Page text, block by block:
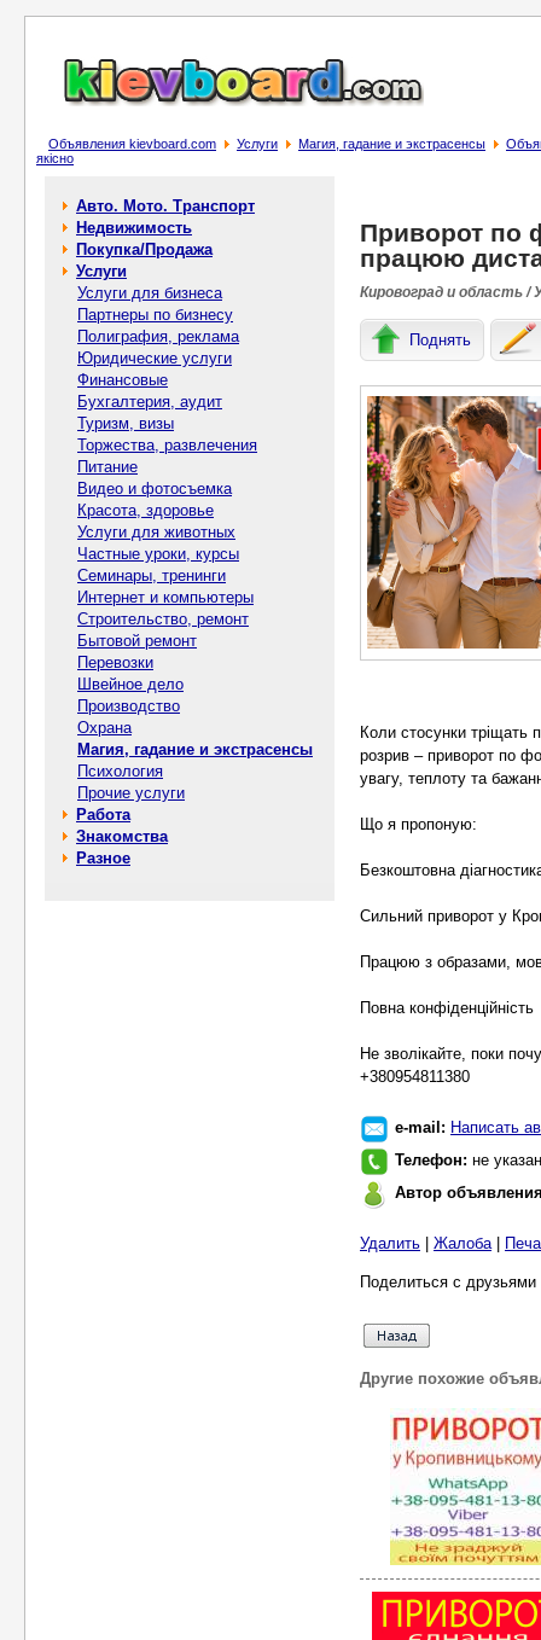
Объявления kievboard.com Услуги Магия, гадание и экстрасенсы
якісно
Авто. Мото. Транспорт
Недвижимость
Покупка/Продажа
Услуги
Услуги для бизнеса
Партнеры по бизнесу
Полиграфия, реклама
Юридические услуги
Финансовые
Бухгалтерия, аудит
Туризм, визы
Торжества, развлечения
Питание
Видео и фотосъемка
Красота, здоровье
Услуги для животных
Частные уроки, курсы
Семинары, тренинги
Интернет и компьютеры
Строительство, ремонт
Бытовой ремонт
Перевозки
Швейное дело
Производство
Охрана
Магия, гадание и экстрасенсы
Психология
Прочие услуги
Работа
Знакомства
Разное
Приворот по
працюю
Кировоград и область /
Поднять
Коли стосунки тріщать
розрив – приворот по
увагу, теплоту та
Що я пропоную:
Безкоштовна
Сильний приворот у
Працюю з образами,
Повна конфіденційність
Не зволікайте, поки
+380954811380
e-mail: Написать
Телефон: не указан
Автор
Удалить Жалоба|
Поделиться с
Другие похожие